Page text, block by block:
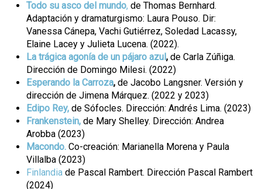
Todo su asco del mundo, de Thomas Bernhard.
Adaptación y dramaturgismo: Laura Pouso. Dir:
Vanessa Cánepa, Vachi Gutiérrez, Soledad Lacassy,
Elaine Lacey y Julieta Lucena. (2022).
La trágica agonía de un pájaro azul, de Carla Zúñiga.
Dirección de Domingo Milesi. (2022)
Esperando la Carroza, de Jacobo Langsner. Versión y
dirección de Jimena Márquez. (2022 y 2023)
Edipo Rey, de Sófocles. Dirección: Andrés Lima. (2023)
Frankenstein, de Mary Shelley. Dirección: Andrea
Arobba (2023)
Macondo. Co-creación: Marianella Morena y Paula
Villalba (2023)
Finlandia de Pascal Rambert. Dirección Pascal Rambert
(2024)